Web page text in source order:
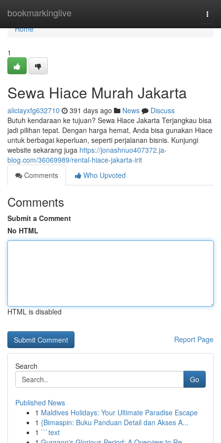
bookmarkinglive
Home
Home
1
Sewa Hiace Murah Jakarta
aliciayxfg632710 391 days ago News
Discuss
Butuh kendaraan ke tujuan? Sewa Hiace Jakarta Terjangkau bisa
jadi pilihan tepat. Dengan harga hemat, Anda bisa gunakan Hiace
untuk berbagai keperluan, seperti perjalanan bisnis. Kunjungi
website sekarang juga https://jonashnuo407372.ja-
blog.com/36069989/rental-hiace-jakarta-irit
Comments
Who Upvoted
Comments
Submit a Comment
No HTML
HTML is disabled
Report Page
Search
Go
Published News
1 Maldives Holidays: Your Ultimate Paradise Escape
1 {Bimaspin: Buku Panduan Detail dan Akses A...
1 ```text